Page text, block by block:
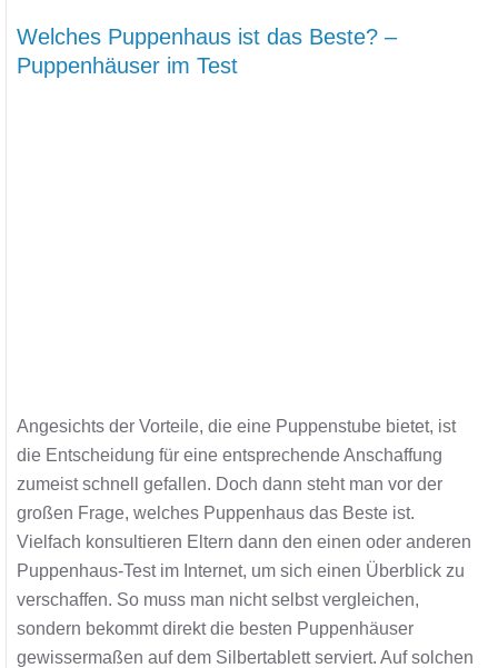
Welches Puppenhaus ist das Beste? –
Puppenhäuser im Test
Angesichts der Vorteile, die eine Puppenstube bietet, ist
die Entscheidung für eine entsprechende Anschaffung
zumeist schnell gefallen. Doch dann steht man vor der
großen Frage, welches Puppenhaus das Beste ist.
Vielfach konsultieren Eltern dann den einen oder anderen
Puppenhaus-Test im Internet, um sich einen Überblick zu
verschaffen. So muss man nicht selbst vergleichen,
sondern bekommt direkt die besten Puppenhäuser
gewissermaßen auf dem Silbertablett serviert. Auf solchen